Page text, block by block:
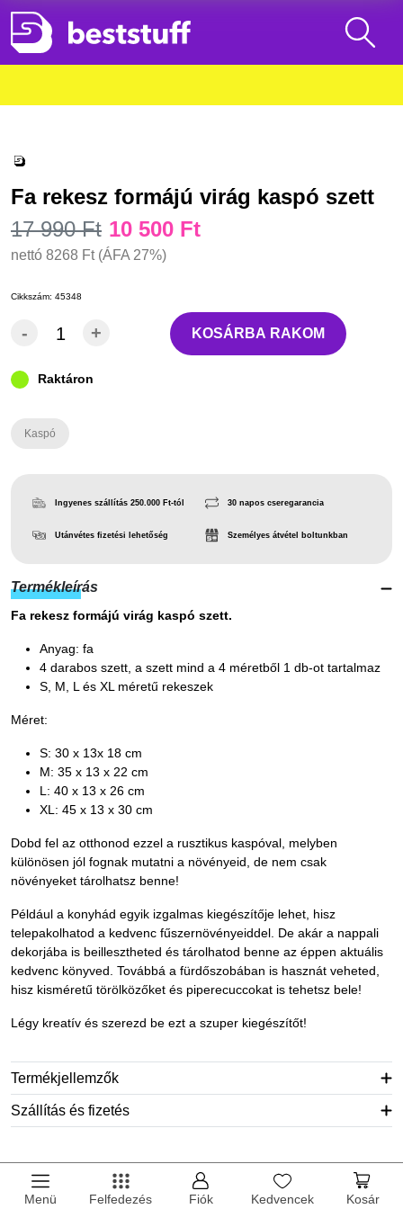
Fa rekesz formájú virág kaspó szett
17 990 Ft 10 500 Ft
nettó 8268 Ft (ÁFA 27%)
Cikkszám: 45348
- + KOSÁRBA RAKOM
Raktáron
Kaspó
Ingyenes szállítás 250.000 Ft-tól
Utánvétes fizetési lehetőség
30 napos cseregarancia
Személyes átvétel boltunkban
Termékleírás
Fa rekesz formájú virág kaspó szett.
Anyag: fa
4 darabos szett, a szett mind a 4 méretből 1 db-ot tartalmaz
S, M, L és XL méretű rekeszek
Méret:
S: 30 x 13x 18 cm
M: 35 x 13 x 22 cm
L: 40 x 13 x 26 cm
XL: 45 x 13 x 30 cm
Dobd fel az otthonod ezzel a rusztikus kaspóval, melyben
különösen jól fognak mutatni a növényeid, de nem csak
növényeket tárolhatsz benne!
Például a konyhád egyik izgalmas kiegészítője lehet, hisz
telepakolhatod a kedvenc fűszernövényeiddel. De akár a nappali
dekorjába is beillesztheted és tárolhatod benne az éppen aktuális
kedvenc könyved. Továbbá a fürdőszobában is hasznát veheted,
hisz kisméretű törölközőket és piperecuccokat is tehetsz bele!
Légy kreatív és szerezd be ezt a szuper kiegészítőt!
Termékjellemzők
Szállítás és fizetés
Menü Felfedezés Fiók Kedvencek Kosár